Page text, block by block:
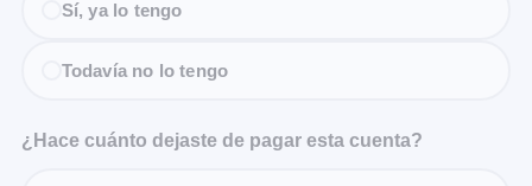
Sí, ya lo tengo
Todavía no lo tengo
¿Hace cuánto dejaste de pagar esta cuenta?